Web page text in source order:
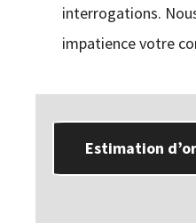
interrogations.
impatience votre
Estimation